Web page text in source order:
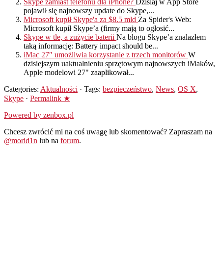
Skype zamiast telefonu dla iPhone? Dzisiaj w App Store
pojawił się najnowszy update do Skype,...
Microsoft kupił Skype'a za $8.5 mld Za Spider's Web:
Microsoft kupił Skype’a (firmy mają to ogłosić...
Skype w tle, a zużycie baterii Na blogu Skype’a znalazłem
taką informację: Battery impact should be...
iMac 27″ umożliwia korzystanie z trzech monitorów W
dzisiejszym uaktualnieniu sprzętowym najnowszych iMaków,
Apple modelowi 27" zaaplikował...
Categories: Aktualności · Tags: bezpieczeństwo, News, OS X,
Skype · Permalink ★
Powered by zenbox.pl
Chcesz zwrócić mi na coś uwagę lub skomentować? Zapraszam na
@morid1n lub na forum.